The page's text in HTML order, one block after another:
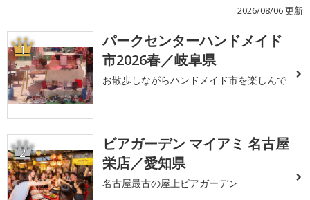
2026/08/06 更新
1
パークセンターハンドメイド
市2026春／岐阜県
お散歩しながらハンドメイド市を楽しんで
2
ビアガーデン マイアミ 名古屋
栄店／愛知県
名古屋最古の屋上ビアガーデン